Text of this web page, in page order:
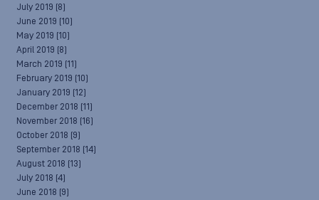
July 2019 (8)
June 2019 (10)
May 2019 (10)
April 2019 (8)
March 2019 (11)
February 2019 (10)
January 2019 (12)
December 2018 (11)
November 2018 (16)
October 2018 (9)
September 2018 (14)
August 2018 (13)
July 2018 (4)
June 2018 (9)